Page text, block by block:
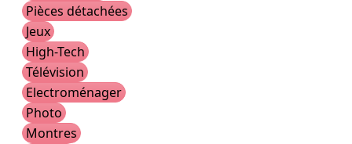
Pièces détachées
Jeux
High-Tech
Télévision
Electroménager
Photo
Montres